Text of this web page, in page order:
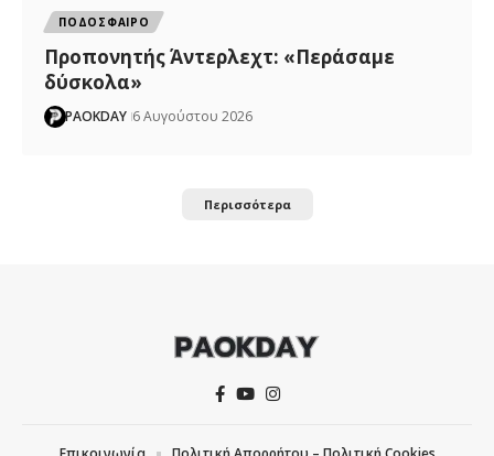
ΠΟΔΟΣΦΑΙΡΟ
Προπονητής Άντερλεχτ: «Περάσαμε
δύσκολα»
PAOKDAY 6 Αυγούστου 2026
Περισσότερα